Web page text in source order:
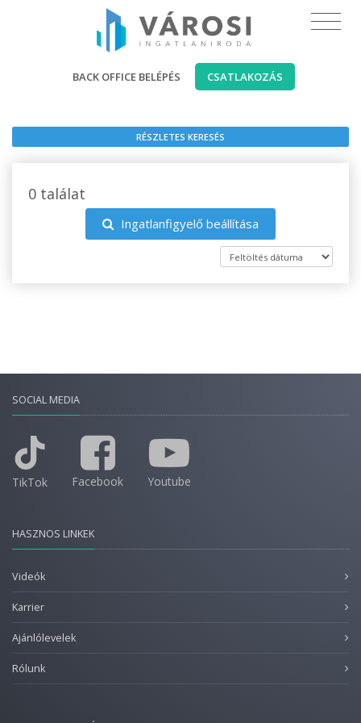
BACK OFFICE BELÉPÉS CSATLAKOZÁS
RÉSZLETES KERESÉS
0 találat
Ingatlanfigyelő beállítása
SOCIAL MEDIA
TikTok Facebook Youtube
HASZNOS LINKEK
Videók
Karrier
Ajánlólevelek
Rólunk